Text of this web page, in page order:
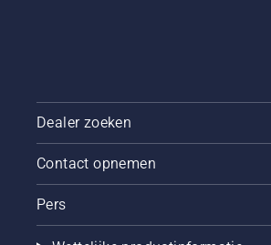
Dealer zoeken
Contact opnemen
Pers